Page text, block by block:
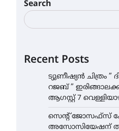
Search
Recent Posts
ട്യുണീഷ്യൻ ചിത്രം
റജബ് ”
ആഗസ്റ്റ് 7
സെന്റ് ജോസഫ്സ്
അസോസിയേഷന്